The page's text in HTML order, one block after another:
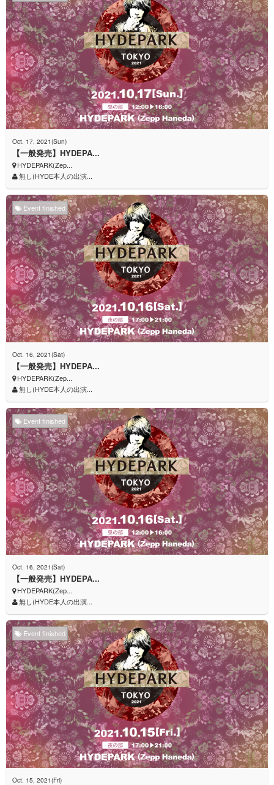
Oct. 17, 2021(Sun)
【一般発売】HYDEPA...
HYDEPARK(Zep...
無し(HYDE本人の出演...
Event finished
Oct. 16, 2021(Sat)
【一般発売】HYDEPA...
HYDEPARK(Zep...
無し(HYDE本人の出演...
Event finished
Oct. 16, 2021(Sat)
【一般発売】HYDEPA...
HYDEPARK(Zep...
無し(HYDE本人の出演...
Event finished
Oct. 15, 2021(Fri)